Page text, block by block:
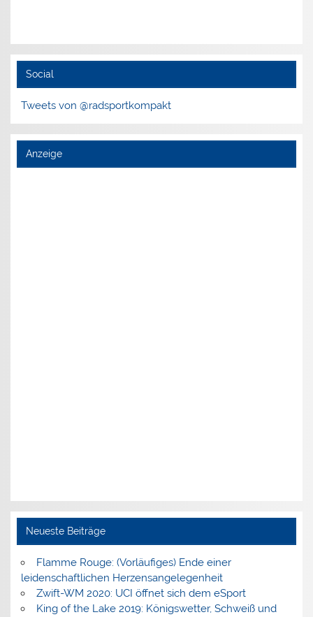
Social
Tweets von @radsportkompakt
Anzeige
Neueste Beiträge
Flamme Rouge: (Vorläufiges) Ende einer
leidenschaftlichen Herzensangelegenheit
Zwift-WM 2020: UCI öffnet sich dem eSport
King of the Lake 2019: Königswetter, Schweiß und